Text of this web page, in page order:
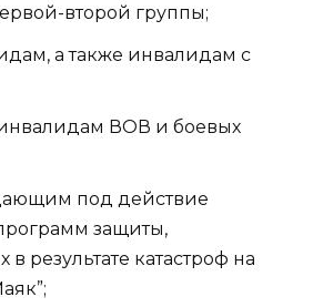
второй группы;
а также инвалидам с
ВОВ и боевых
под действие
защиты,
результате катастроф на